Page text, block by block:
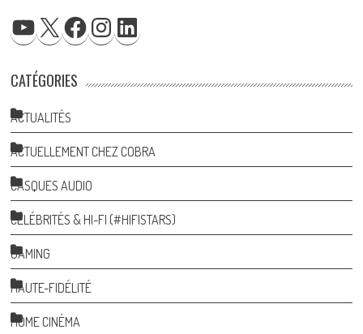
YOUTUBE FACEBOOKINSTAGRAM
CATÉGORIES
ACTUALITÉS
ACTUELLEMENT CHEZ COBRA
CASQUES AUDIO
CÉLÉBRITÉS & HI-FI (#HIFISTARS)
GAMING
HAUTE-FIDÉLITÉ
HOME CINÉMA